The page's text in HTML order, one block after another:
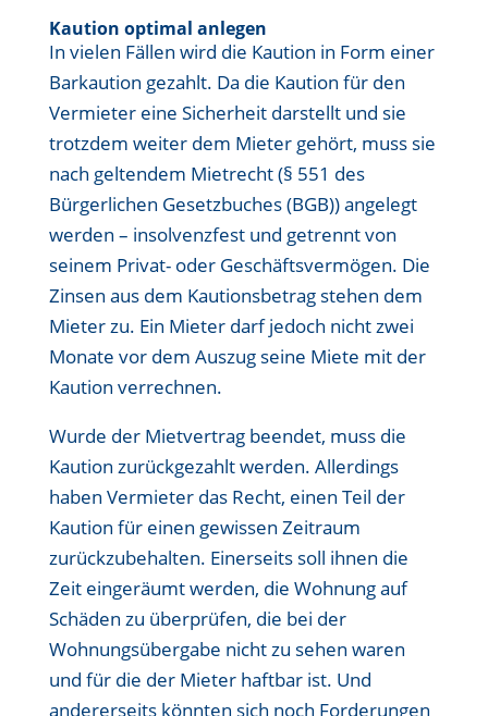
Kaution optimal anlegen
In vielen Fällen wird die Kaution in Form einer
Barkaution gezahlt. Da die Kaution für den
Vermieter eine Sicherheit darstellt und sie
trotzdem weiter dem Mieter gehört, muss sie
nach geltendem Mietrecht (§ 551 des
Bürgerlichen Gesetzbuches (BGB)) angelegt
werden – insolvenzfest und getrennt von
seinem Privat- oder Geschäftsvermögen. Die
Zinsen aus dem Kautionsbetrag stehen dem
Mieter zu. Ein Mieter darf jedoch nicht zwei
Monate vor dem Auszug seine Miete mit der
Kaution verrechnen.
Wurde der Mietvertrag beendet, muss die
Kaution zurückgezahlt werden. Allerdings
haben Vermieter das Recht, einen Teil der
Kaution für einen gewissen Zeitraum
zurückzubehalten. Einerseits soll ihnen die
Zeit eingeräumt werden, die Wohnung auf
Schäden zu überprüfen, die bei der
Wohnungsübergabe nicht zu sehen waren
und für die der Mieter haftbar ist. Und
andererseits könnten sich noch Forderungen